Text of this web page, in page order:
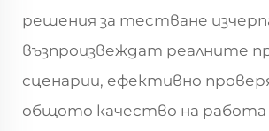
решения за тестване
възпроизвеждат реалните
сценарии, ефективно
общото качество на работа